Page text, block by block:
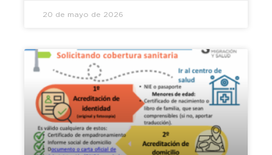
20 de mayo de 2026